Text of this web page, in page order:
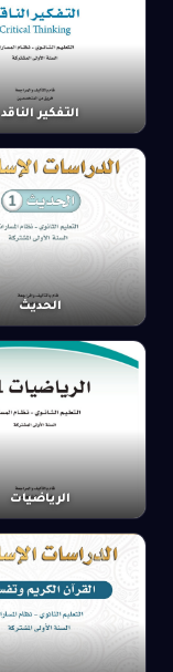
التفكير الناقد
الحديث
الرياضيات